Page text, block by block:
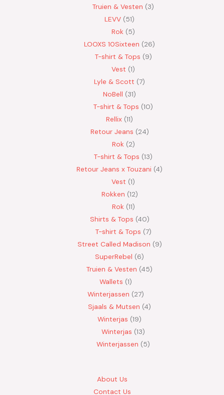
Truien & Vesten
3
LEVV 51
Rok 5
LOOXS 10Sixteen
26
T-shirt & Tops 9
Vest 1
Lyle & Scott 7
NoBell
31
T-shirt & Tops 10
Rellix 11
Retour Jeans 24
Rok 2
T-shirt & Tops 13
Retour Jeans x Touzani 4
Vest 1
Rokken 12
Rok 11
Shirts & Tops 40
T-shirt & Tops 7
Street Called Madison 9
SuperRebel
6
Truien & Vesten 45
Wallets 1
Winterjassen
27
Sjaals & Mutsen 4
Winterjas 19
Winterjas 13
Winterjassen
5
About Us
Contact Us